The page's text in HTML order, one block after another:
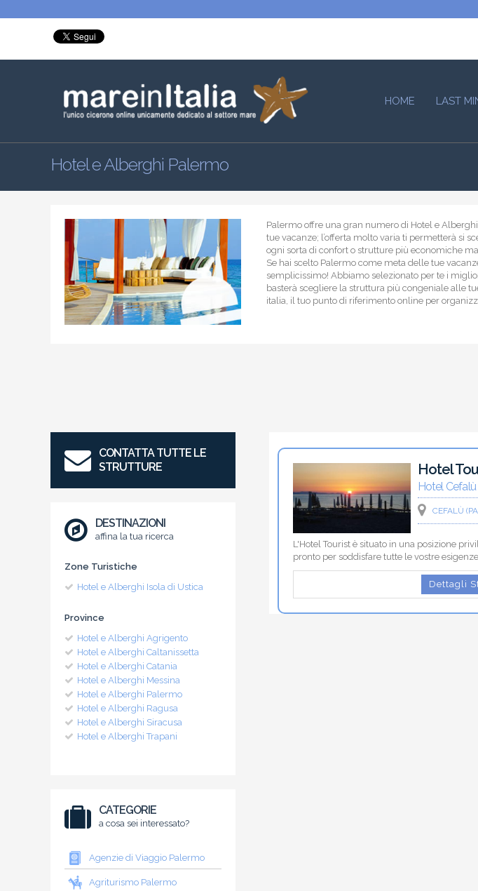
HOME LAST
Hotel e Alberghi Palermo
Palermo offre una gran numero di Hotel e
tue vacanze; l’offerta molto varia ti permetterà si
ogni sorta di confort o strutture più economiche
Se hai scelto Palermo come meta delle tue
semplicissimo! Abbiamo selezionato per te i
basterà scegliere la struttura più congeniale alle
italia, il tuo punto di riferimento online per
CONTATTA TUTTE LE
STRUTTURE
DESTINAZIONI
affina la tua ricerca
Zone Turistiche
Hotel e Alberghi Isola di Ustica
Province
Hotel e Alberghi Agrigento
Hotel e Alberghi Caltanissetta
Hotel e Alberghi Catania
Hotel e Alberghi Messina
Hotel e Alberghi Palermo
Hotel e Alberghi Ragusa
Hotel e Alberghi Siracusa
Hotel e Alberghi Trapani
CATEGORIE
a cosa sei interessato?
Agenzie di Viaggio Palermo
Agriturismo Palermo
Hotel
Hotel Cefalù
CEFALÙ
L'Hotel Tourist è situato in una posizione
pronto per soddisfare tutte le vostre
Dettagli